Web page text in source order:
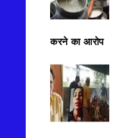
करने का आरोप